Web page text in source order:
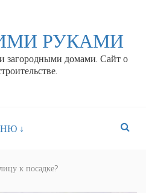
РУКАМИ
и загородными домами. Сайт о
↓
к посадке?